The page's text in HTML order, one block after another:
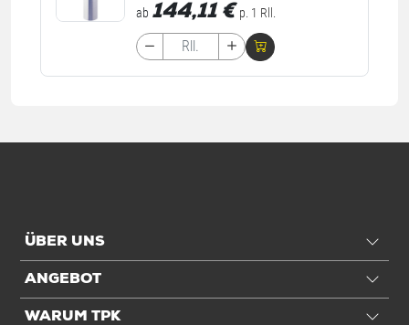
ab 144,11 € p. 1 Rll.
ÜBER UNS
ANGEBOT
WARUM TPK